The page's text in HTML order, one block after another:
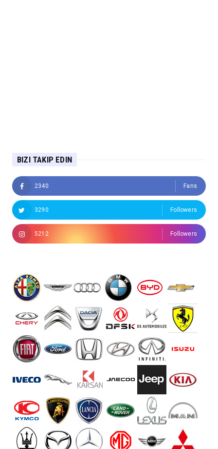
BIZI TAKIP EDIN
2340 Fans
3290 Followers
5212 Followers